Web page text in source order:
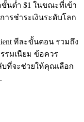
น
ขั้นต่ำ $1 ในขณะที่เข้า
ารชำระเงินระดับโลก
ทีละขั้นตอน รวมถึง
รมเนียม ข้อควร
ที่จะช่วยให้คุณเลือก